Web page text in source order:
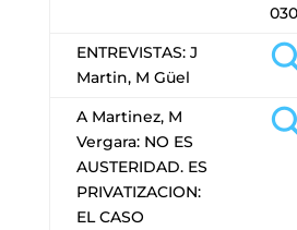
ENTREVISTAS: J
Martin, M Güel
A Martinez, M
Vergara: NO ES
AUSTERIDAD. ES
PRIVATIZACION:
EL CASO